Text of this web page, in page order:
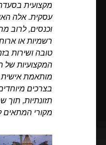
מקצועית
עסקית. אלה
וכנסים, לרוב
רשמיות או
טובה ושירות
המקצועיות
מותאמת אישית
בצרכים
תזונתיות, תוך
מקורי המתאים